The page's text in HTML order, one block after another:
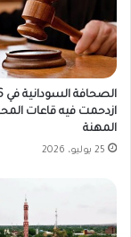
ازدحمت فيه قاعات
المهنة
25 يوليو، 2026